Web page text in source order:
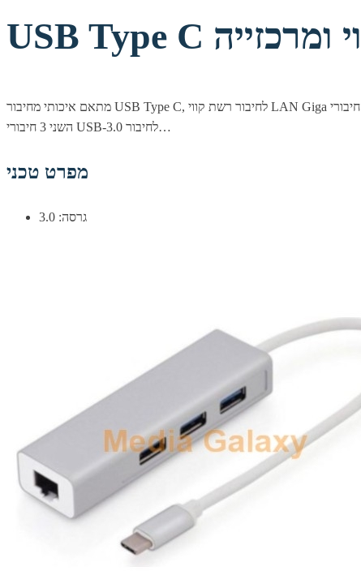
מתאם איכותי מחיבור USB Type C, לחיבור רשת קווי LAN Giga ו-3 חיבורי USB-3.0. אידיאלי לשימוש עם טאבלטים, מחשבים וטלפונים סלולרים בעלי שקע USB Type C. בצידו האחד חיבור USB Type C זכר ובצידו
השני 3 חיבורי USB-3.0 לחיבור…
מפרט טכני
גרסה: 3.0